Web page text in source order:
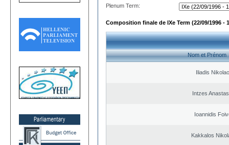
Plenum Term:
Composition finale de IXe Term (22/09/1996 -
Nom et Prénom
Iliadis
Intzes
Ioannidis
Kakkalos